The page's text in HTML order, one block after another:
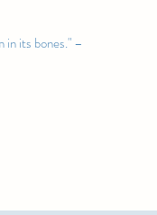
its bones." –